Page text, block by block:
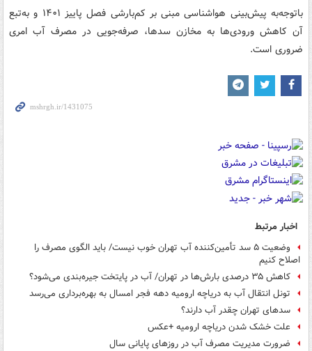
باتوجه‌به پیش‌بینی هواشناسی مبنی بر کم‌بارشی فصل پاییز ۱۴۰۱ و به‌تبع
آن کاهش ورودی‌ها به مخازن سدها، صرفه‌جویی در مصرف آب امری
ضروری است.
اخبار مرتبط
وضعیت ۵ سد تأمین‌کننده آب تهران خوب نیست/ باید الگوی مصرف را
اصلاح کنیم
کاهش ۳۵ درصدی بارش‌ها در تهران/ آب در پایتخت جیره‌بندی می‌شود؟
تونل انتقال آب به دریاچه ارومیه دهه فجر امسال به بهره‌برداری می‌رسد
سدهای تهران چقدر آب دارند؟
علت خشک شدن دریاچه ارومیه +عکس
ضرورت مدیریت مصرف آب در روزهای پایانی سال